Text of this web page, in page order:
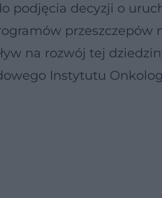
podjęcia decyzji o
przeszczepów
na rozwój tej
Instytutu